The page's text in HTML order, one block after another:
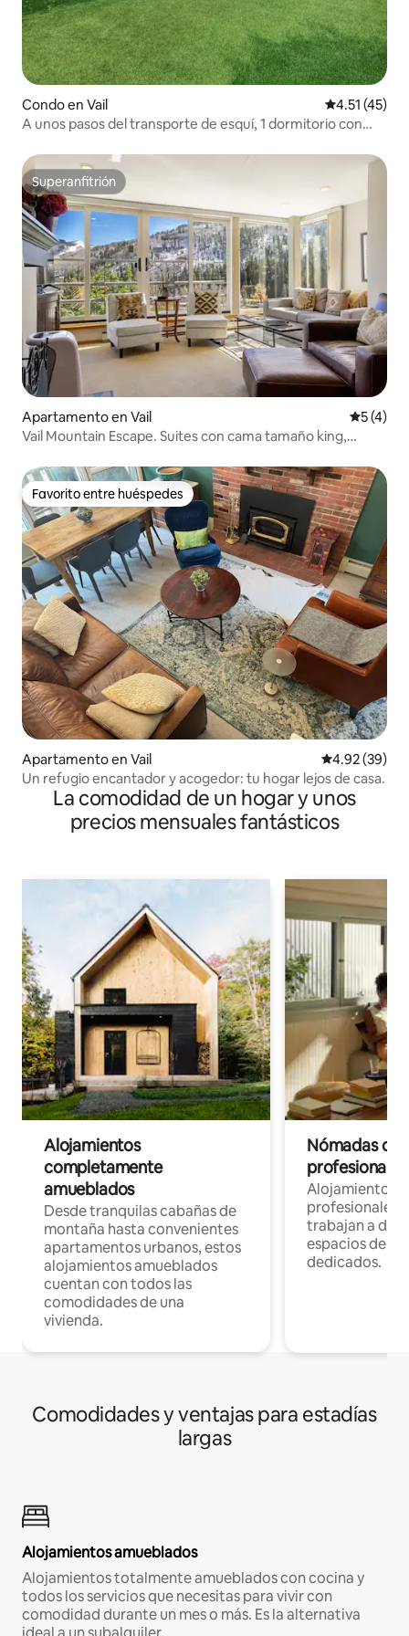
Condo en Vail Calificación
4.51 (45)
A unos pasos del transporte de esquí, 1 dormitorio con
Superanfitrión
Superanfitrión
Apartamento en Vail
5 (4)
Vail Mountain Escape. Suites con cama tamaño king,
Favorito entre huéspedes
Favorito entre huéspedes
Apartamento en Vail Calificación
4.92 (39)
Un refugio encantador y acogedor: tu hogar lejos de casa.
La comodidad de un hogar y unos
precios mensuales fantásticos
Alojamientos
completamente
amueblados
Desde tranquilas cabañas de
montaña hasta convenientes
apartamentos urbanos, estos
alojamientos amueblados
cuentan con todos las
comodidades de una
vivienda.
Nómadas
Alojamientos
profesionales
trabajan a
espacios de
dedicados.
Comodidades y ventajas para estadías
largas
Alojamientos amueblados
Alojamientos totalmente amueblados con cocina y
todos los servicios que necesitas para vivir con
comodidad durante un mes o más. Es la alternativa